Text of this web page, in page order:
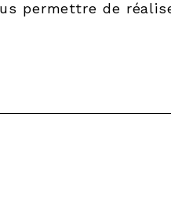
permettre de